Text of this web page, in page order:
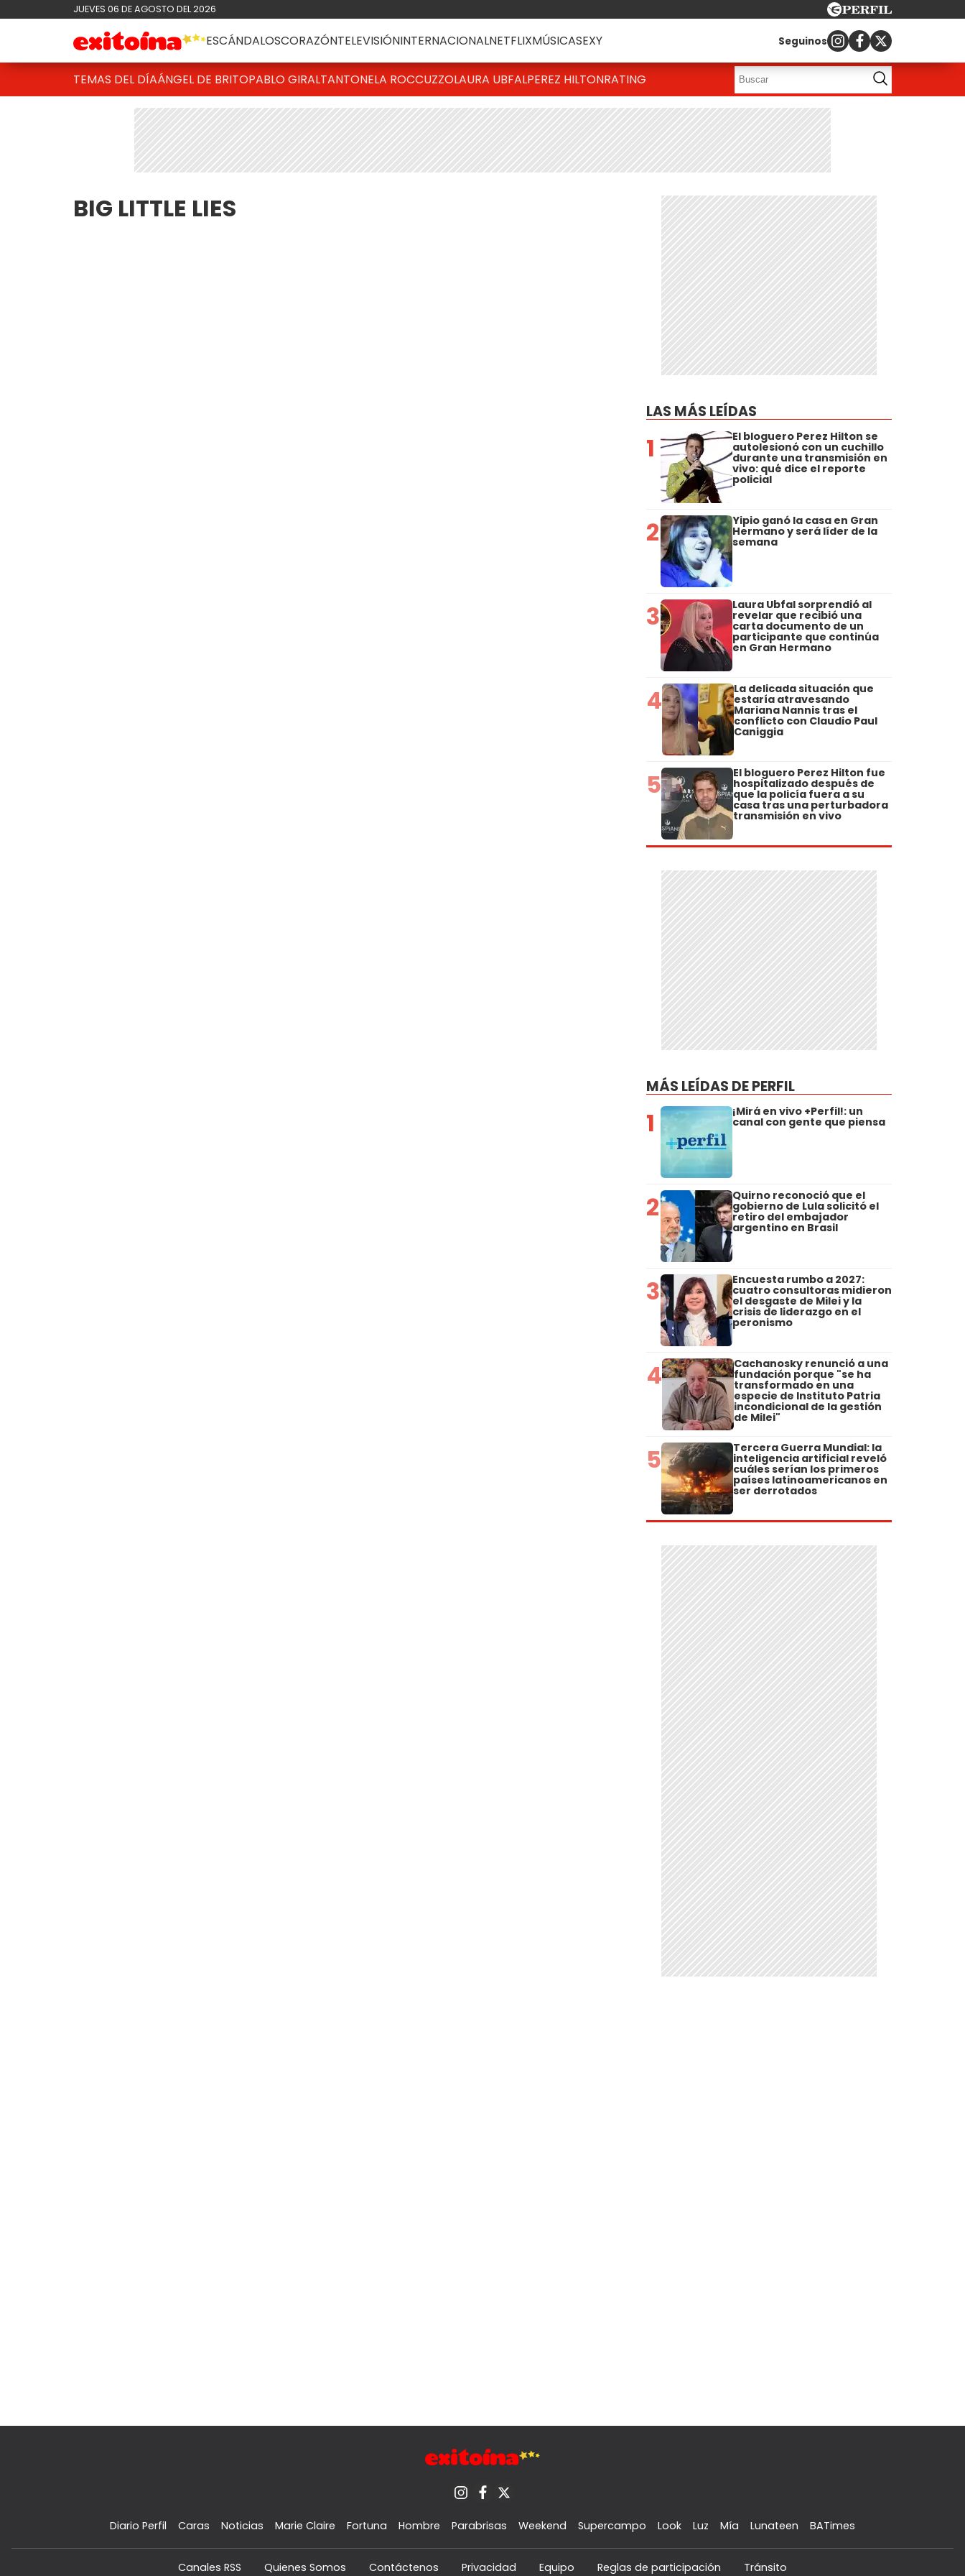
JUEVES 06 DE AGOSTO DEL 2026
ESCÁNDALOSCORAZÓNTELEVISIÓNINTERNACIONALNETFLIXMÚSICASEXY Seguinos
TEMAS DEL DÍAÁNGEL DE BRITOPABLO GIRALTANTONELA ROCCUZZOLAURA UBFALPEREZ HILTONRATING
BIG LITTLE LIES
LAS MÁS LEÍDAS
1 El bloguero Perez Hilton se
autolesionó con un cuchillo
durante una transmisión en
vivo: qué dice el reporte
policial
2 Yipio ganó la casa en Gran
Hermano y será líder de la
semana
3 Laura Ubfal sorprendió al
revelar que recibió una
carta documento de un
participante que continúa
en Gran Hermano
4 La delicada situación que
estaría atravesando
Mariana Nannis tras el
conflicto con Claudio Paul
Caniggia
5 El bloguero Perez Hilton fue
hospitalizado después de
que la policía fuera a su
casa tras una perturbadora
transmisión en vivo
MÁS LEÍDAS DE PERFIL
1 ¡Mirá en vivo +Perfil!: un
canal con gente que piensa
2 Quirno reconoció que el
gobierno de Lula solicitó el
retiro del embajador
argentino en Brasil
3 Encuesta rumbo a 2027:
cuatro consultoras midieron
el desgaste de Milei y la
crisis de liderazgo en el
peronismo
4 Cachanosky renunció a una
fundación porque "se ha
transformado en una
especie de Instituto Patria
incondicional de la gestión
de Milei"
5 Tercera Guerra Mundial: la
inteligencia artificial reveló
cuáles serían los primeros
países latinoamericanos en
ser derrotados
Diario Perfil Caras Noticias Marie Claire Fortuna Hombre Parabrisas Weekend Supercampo Look Luz Mía Lunateen BATimes
Canales RSS Quienes Somos Contáctenos Privacidad Equipo Reglas de participación Tránsito